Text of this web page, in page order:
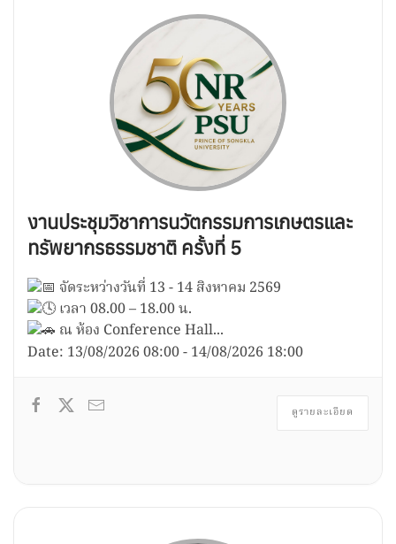
งานประชุมวิชาการนวัตกรรมการเกษตรและ
ทรัพยากรธรรมชาติ ครั้งที่ 5
จัดระหว่างวันที่ 13 - 14 สิงหาคม 2569
เวลา 08.00 – 18.00 น.
ณ ห้อง Conference Hall...
Date: 13/08/202608:00-14/08/2026 18:00
ดูรายละเอียด